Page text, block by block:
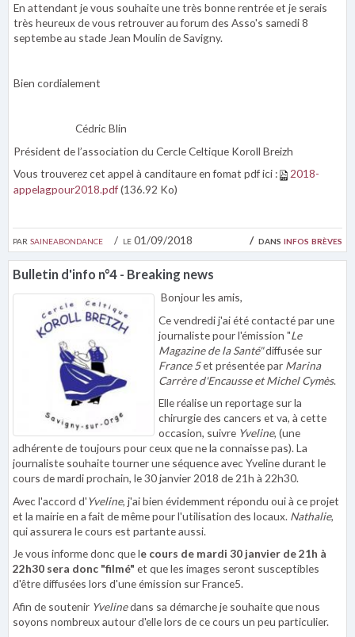
par saineabondance le 01/09/2018 dans infos brèves
En attendant je vous souhaite une très bonne rentrée et je serais
très heureux de vous retrouver au forum des Asso's samedi 8
septembe au stade Jean Moulin de Savigny.
Bien cordialement
Cédric Blin
Président de l’association du Cercle Celtique Koroll Breizh
Vous trouverez cet appel à canditaure en fomat pdf ici :
2018-
appelagpour2018.pdf(136.92 Ko)
Bulletin d'info n°4 - Breaking news
Bonjour les amis,
Ce vendredi j'ai été contacté par une
journaliste pour l'émission "Le
Magazine de la Santé"diffusée sur
France 5et présentée par Marina
Carrère d'Encausse et Michel Cymès.
Elle réalise un reportage sur la
chirurgie des cancers et va, à cette
occasion, suivre Yveline, (une
adhérente de toujours pour ceux que ne la connaisse pas). La
journaliste souhaite tourner une séquence avec Yveline durant le
cours de mardi prochain, le 30 janvier 2018 de 21h à 22h30.
Avec l'accord d'Yveline, j'ai bien évidemment répondu oui à ce projet
et la mairie en a fait de même pour l'utilisation des locaux. Nathalie,
qui assurera le cours est partante aussi.
Je vous informe donc que le cours de mardi 30 janvier de 21h à
22h30 sera donc "filmé" et que les images seront susceptibles
d'être diffusées lors d'une émission sur France5.
Afin de soutenir Yvelinedans sa démarche je souhaite que nous
soyons nombreux autour d'elle lors de ce cours un peu particulier.